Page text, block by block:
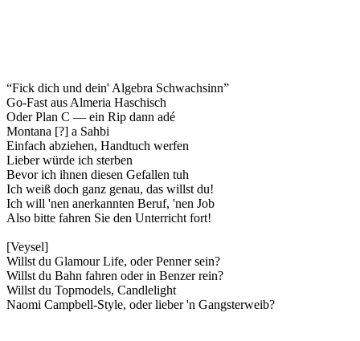
“Fick dich und dein' Algebra Schwachsinn”
Go-Fast aus Almeria Haschisch
Oder Plan C — ein Rip dann adé
Montana [?] a Sahbi
Einfach abziehen, Handtuch werfen
Lieber würde ich sterben
Bevor ich ihnen diesen Gefallen tuh
Ich weiß doch ganz genau, das willst du!
Ich will 'nen anerkannten Beruf, 'nen Job
Also bitte fahren Sie den Unterricht fort!
[Veysel]
Willst du Glamour Life, oder Penner sein?
Willst du Bahn fahren oder in Benzer rein?
Willst du Topmodels, Candlelight
Naomi Campbell-Style, oder lieber 'n Gangsterweib?